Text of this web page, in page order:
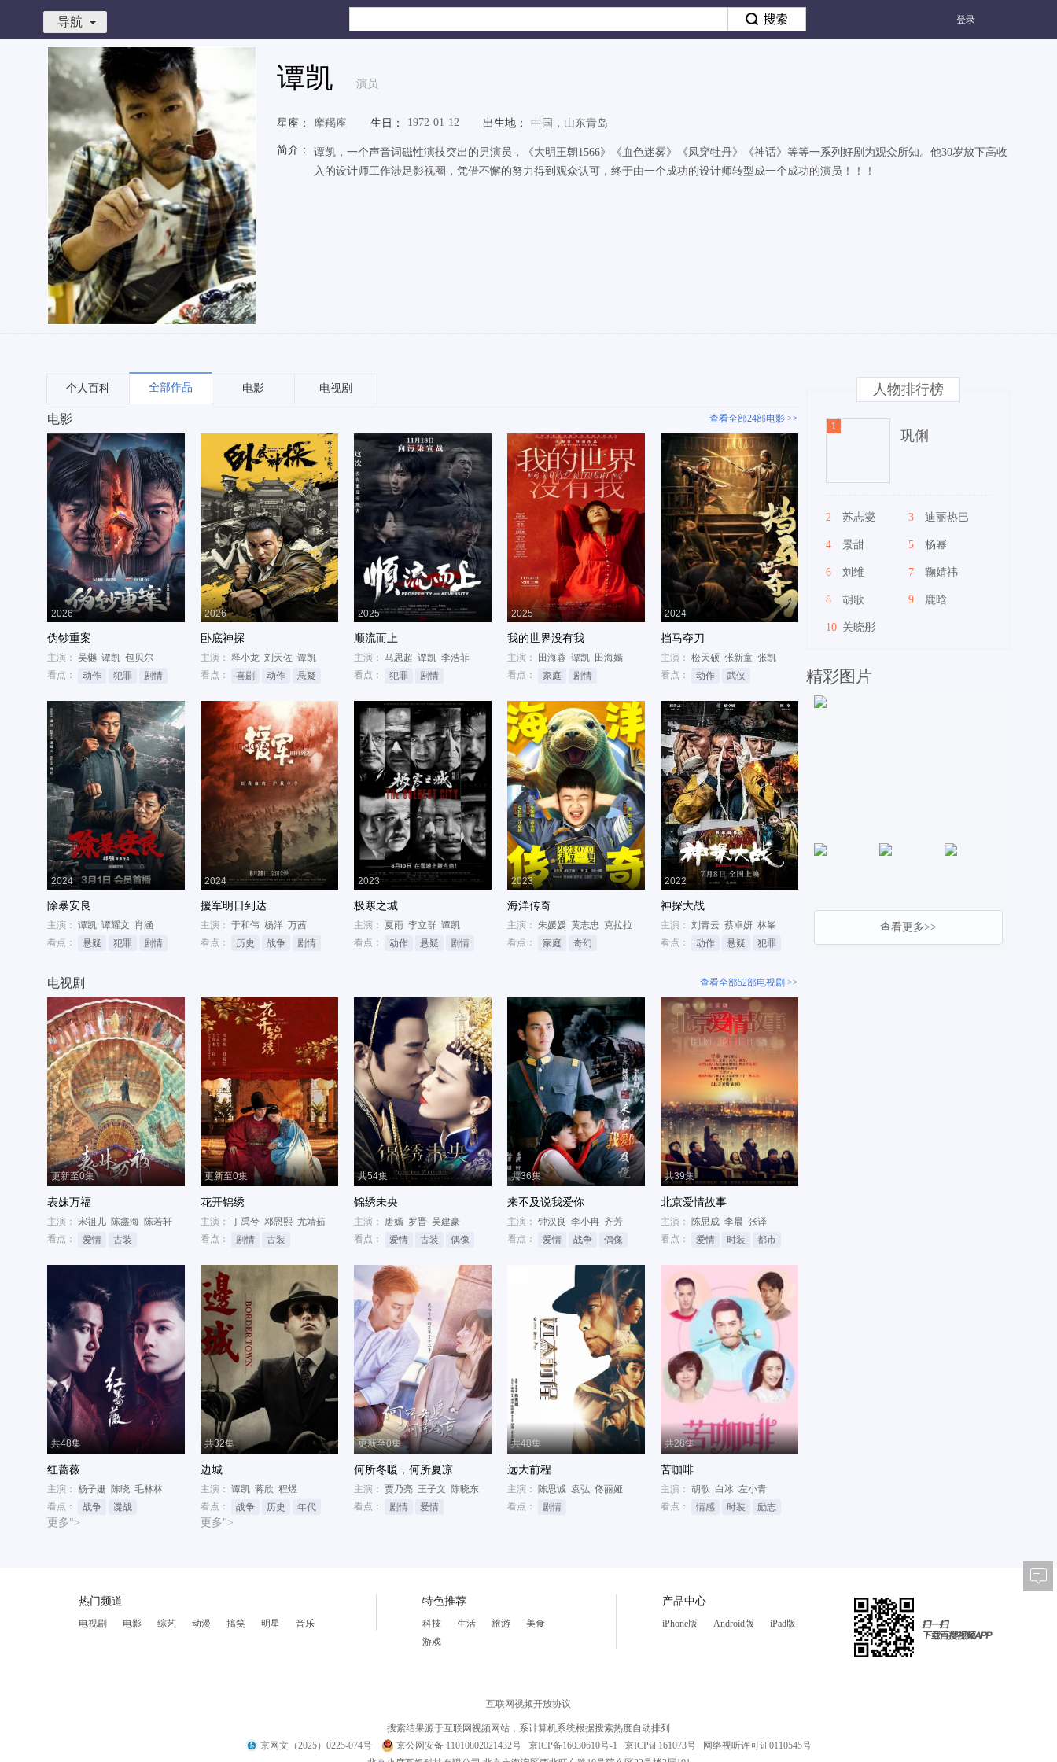
登录
导航
谭凯 演员
星座： 摩羯座 生日： 1972-01-12 出生地： 中国，山东青岛
简介：
谭凯，一个声音词磁性演技突出的男演员，《大明王朝1566》《血色迷雾》《凤穿牡丹》《神话》等等一系列好剧为观众所知。他30岁放下高收
入的设计师工作涉足影视圈，凭借不懈的努力得到观众认可，终于由一个成功的设计师转型成一个成功的演员！！！
个人百科 全部作品 电影 电视剧
电影 查看全部24部电影 >>
2026
伪钞重案
主演： 吴樾 谭凯 包贝尔
看点：
动作 犯罪 剧情
2026
卧底神探
主演： 释小龙 刘天佐 谭凯
看点：
喜剧 动作 悬疑
2025
顺流而上
主演： 马思超 谭凯 李浩菲
看点：
犯罪 剧情
2025
我的世界没有我
主演： 田海蓉 谭凯
田海嫣
看点：
家庭 剧情
2024
挡马夺刀
主演： 松天硕 张新童 张凯
看点：
动作 武侠
2024
除暴安良
主演： 谭凯 谭耀文 肖涵
看点：
悬疑 犯罪 剧情
2024
援军明日到达
主演： 于和伟 杨洋 万茜
看点：
历史 战争 剧情
2023
极寒之城
主演： 夏雨 李立群 谭凯
看点：
动作 悬疑 剧情
2023
海洋传奇
主演： 朱媛媛 黄志忠 克拉拉
看点：
家庭 奇幻
2022
神探大战
主演： 刘青云 蔡卓妍 林峯
看点：
动作 悬疑 犯罪
电视剧 查看全部52部电视剧 >>
更新至0集
表妹万福
主演： 宋祖儿 陈鑫海 陈若轩
看点：
爱情 古装
更新至0集
花开锦绣
主演： 丁禹兮 邓恩熙 尤靖茹
看点：
剧情 古装
共54集
锦绣未央
主演： 唐嫣 罗晋 吴建豪
看点：
爱情 古装 偶像
共36集
来不及说我爱你
主演： 钟汉良 李小冉 齐芳
看点：
爱情 战争 偶像
共39集
北京爱情故事
主演： 陈思成 李晨 张译
看点：
爱情 时装 都市
共48集
红蔷薇
主演： 杨子姗 陈晓 毛林林
看点：
战争 谍战
更多">
共32集
边城
主演： 谭凯 蒋欣 程煜
看点：
战争 历史 年代
更多">
更新至0集
何所冬暖，何所夏凉
主演： 贾乃亮 王子文 陈晓东
看点：
剧情 爱情
共48集
远大前程
主演： 陈思诚 袁弘 佟丽娅
看点：
剧情
共28集
苦咖啡
主演： 胡歌 白冰 左小青
看点：
情感 时装 励志
人物排行榜
巩俐
2 苏志燮 3 迪丽热巴
4 景甜 5 杨幂
6 刘维 7 鞠婧祎
8 胡歌 9 鹿晗
10 关晓彤
精彩图片
查看更多>>
热门频道
电视剧 电影 综艺 动漫 搞笑 明星 音乐
特色推荐
科技 生活 旅游
美食
游戏
产品中心
iPhone版 Android版 iPad版
互联网视频开放协议
搜索结果源于互联网视频网站，系计算机系统根据搜索热度自动排列
京网文（2025）0225-074号
京公网安备 11010802021432号 京ICP备16030610号-1 京ICP证161073号
网络视听许可证0110545号